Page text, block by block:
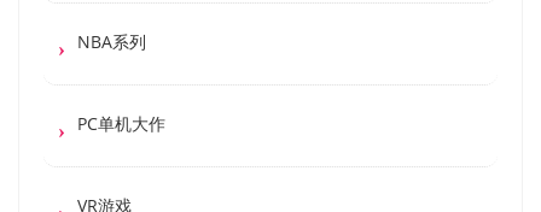
NBA系列
PC单机大作
VR游戏